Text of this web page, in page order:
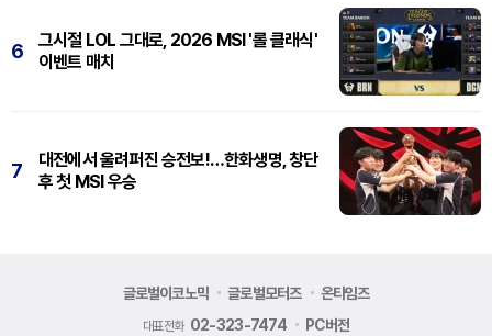
6
그시절 LOL 그대로, 2026 MSI '롤 클래식'
이벤트 매치
7
대전에서 울려퍼진 승전보!…한화생명, 창단
후 첫 MSI 우승
글로벌이코노믹 글로벌모터즈 온타임즈
대표전화 02-323-7474 PC버전